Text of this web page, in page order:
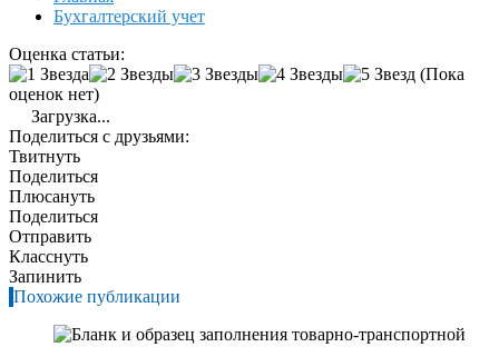
Бухгалтерский учет
Оценка статьи:
(Пока
оценок нет)
Загрузка...
Поделиться с друзьями:
Твитнуть
Поделиться
Плюсануть
Поделиться
Отправить
Класснуть
Запинить
Похожие публикации